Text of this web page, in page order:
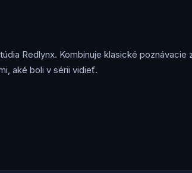
Redlynx. Kombinuje klasické
aké boli v sérii vidieť.